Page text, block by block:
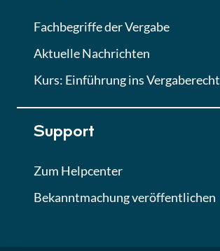
Fachbegriffe der Vergabe
Aktuelle Nachrichten
Kurs: Einführung ins Vergaberecht
Support
Zum Helpcenter
Bekanntmachung veröffentlichen